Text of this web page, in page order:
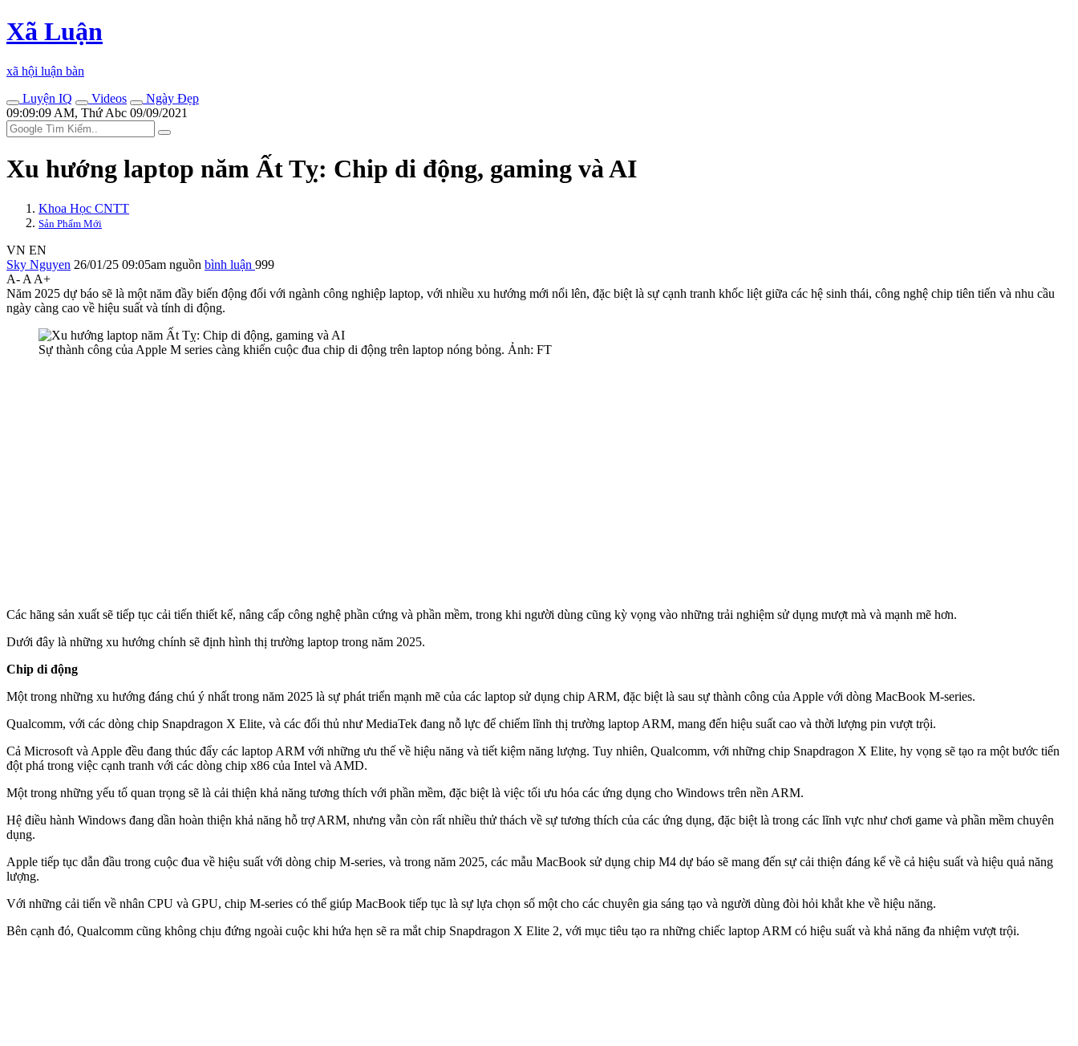
Xã Luận
xã hội luận bàn
Luyện IQ
Videos
Ngày Đẹp
09:09:09 AM, Thứ Abc 09/09/2021
Xu hướng laptop năm Ất Tỵ: Chip di động, gaming và AI
Khoa Học CNTT
Sản Phẩm Mới
VN EN
Sky Nguyen 26/01/25 09:05am nguồn bình luận 999
A- A A+
Năm 2025 dự báo sẽ là một năm đầy biến động đối với ngành công nghiệp laptop, với nhiều xu hướng mới nổi lên, đặc biệt là sự cạnh tranh khốc liệt giữa các hệ sinh thái, công nghệ chip tiên tiến và nhu cầu
ngày càng cao về hiệu suất và tính di động.
Sự thành công của Apple M series càng khiến cuộc đua chip di động trên laptop nóng bỏng. Ảnh: FT
Các hãng sản xuất sẽ tiếp tục cải tiến thiết kế, nâng cấp công nghệ phần cứng và phần mềm, trong khi người dùng cũng kỳ vọng vào những trải nghiệm sử dụng mượt mà và mạnh mẽ hơn.
Dưới đây là những xu hướng chính sẽ định hình thị trường laptop trong năm 2025.
Chip di động
Một trong những xu hướng đáng chú ý nhất trong năm 2025 là sự phát triển mạnh mẽ của các laptop sử dụng chip ARM, đặc biệt là sau sự thành công của Apple với dòng MacBook M-series.
Qualcomm, với các dòng chip Snapdragon X Elite, và các đối thủ như MediaTek đang nỗ lực để chiếm lĩnh thị trường laptop ARM, mang đến hiệu suất cao và thời lượng pin vượt trội.
Cả Microsoft và Apple đều đang thúc đẩy các laptop ARM với những ưu thế về hiệu năng và tiết kiệm năng lượng. Tuy nhiên, Qualcomm, với những chip Snapdragon X Elite, hy vọng sẽ tạo ra một bước tiến
đột phá trong việc cạnh tranh với các dòng chip x86 của Intel và AMD.
Một trong những yếu tố quan trọng sẽ là cải thiện khả năng tương thích với phần mềm, đặc biệt là việc tối ưu hóa các ứng dụng cho Windows trên nền ARM.
Hệ điều hành Windows đang dần hoàn thiện khả năng hỗ trợ ARM, nhưng vẫn còn rất nhiều thử thách về sự tương thích của các ứng dụng, đặc biệt là trong các lĩnh vực như chơi game và phần mềm chuyên
dụng.
Apple tiếp tục dẫn đầu trong cuộc đua về hiệu suất với dòng chip M-series, và trong năm 2025, các mẫu MacBook sử dụng chip M4 dự báo sẽ mang đến sự cải thiện đáng kể về cả hiệu suất và hiệu quả năng
lượng.
Với những cải tiến về nhân CPU và GPU, chip M-series có thể giúp MacBook tiếp tục là sự lựa chọn số một cho các chuyên gia sáng tạo và người dùng đòi hỏi khắt khe về hiệu năng.
Bên cạnh đó, Qualcomm cũng không chịu đứng ngoài cuộc khi hứa hẹn sẽ ra mắt chip Snapdragon X Elite 2, với mục tiêu tạo ra những chiếc laptop ARM có hiệu suất và khả năng đa nhiệm vượt trội.